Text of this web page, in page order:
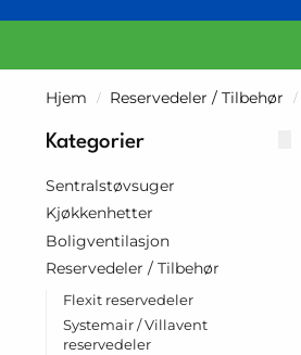
Hjem / Reservedeler / Tilbehør /
Kategorier
Sentralstøvsuger
Kjøkkenhetter
Boligventilasjon
Reservedeler / Tilbehør
Flexit reservedeler
Systemair / Villavent
reservedeler